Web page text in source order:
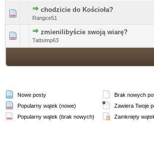
chodzicie do Kościoła?
Rangce51
0 głosów - średnia ocena: 0 na 5
12
zmienilibyście swoją wiarę?
Tattsimp63
0 głosów - średnia ocena: 0 na 5
12345
Nowe posty
Popularny wątek (nowe)
Popularny wątek (brak nowych)
Brak nowych
Zawiera Twoje
Zamknięty